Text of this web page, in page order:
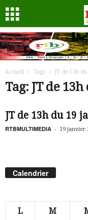
Accueil Tags JT de 13h
Tag: JT de
JT de 13h du 19
RTBMULTIMEDIA - 19 janvier
Calendrier
L M